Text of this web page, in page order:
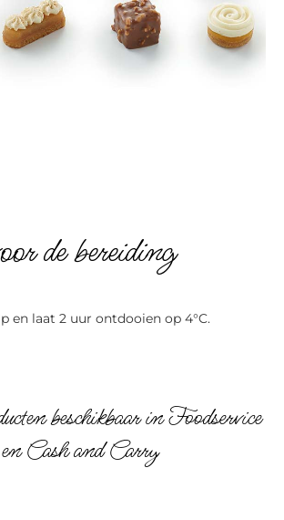
de bereiding
en laat 2 uur ontdooien op 4°C.
beschikbaar in Foodservice
en Cash and Carry